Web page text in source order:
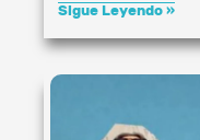
Sigue Leyendo »